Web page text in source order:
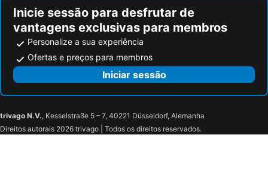
Inicie sessão para desfrutar de
vantagens exclusivas para membros
Personalize a sua experiência
Ofertas e preços para membros
Iniciar sessão
trivago N.V., Kesselstraße 5 – 7, 40221 Düsseldorf, Alemanha
Direitos autorais 2026 trivago | Todos os direitos reservados.